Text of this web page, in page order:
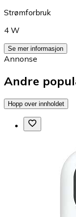
Strømforbruk
4 W
Se mer informasjon
Annonse
Andre
Hopp over innholdet